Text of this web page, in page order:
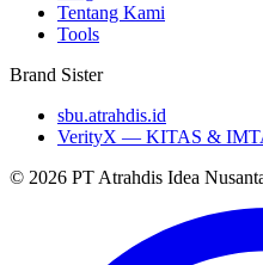
Tentang Kami
Tools
Brand Sister
sbu.atrahdis.id
VerityX — KITAS &
© 2026 PT Atrahdis Idea